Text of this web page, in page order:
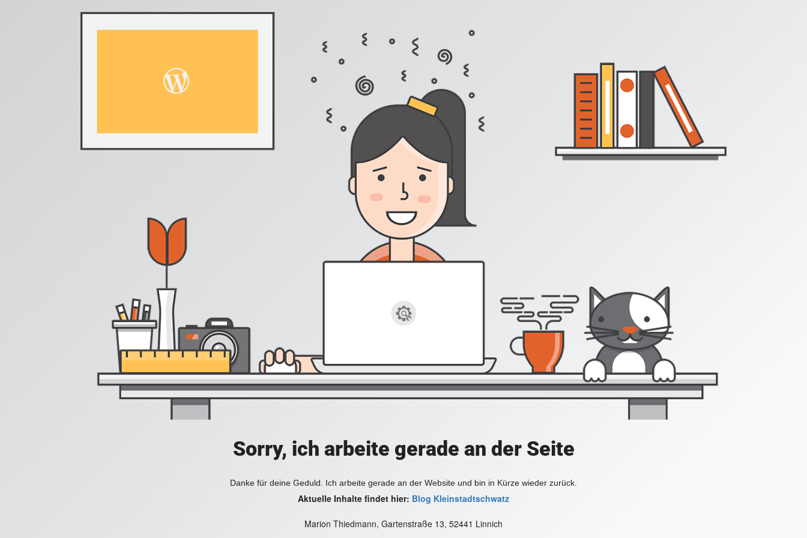
Sorry, ich arbeite gerade an der Seite
Danke für deine Geduld. Ich arbeite gerade an der Website und bin in Kürze wieder zurück.
Aktuelle Inhalte findet hier: Blog Kleinstadtschwatz
Marion Thiedmann, Gartenstraße 13, 52441 Linnich